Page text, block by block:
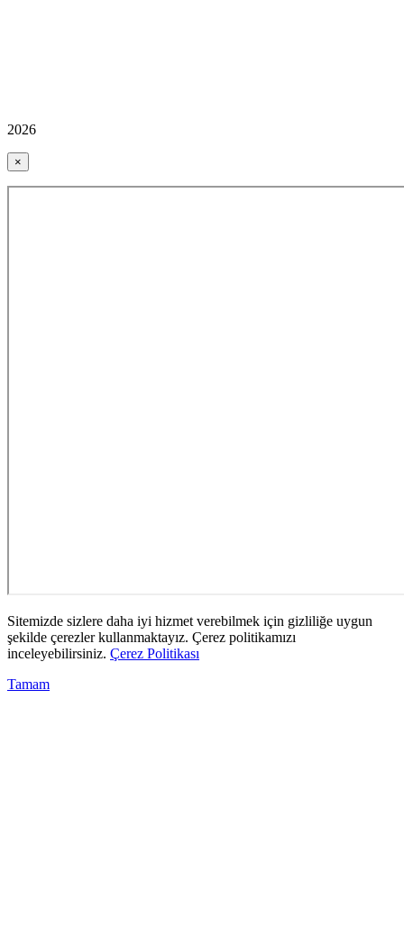
2026
×
Sitemizde sizlere daha iyi hizmet verebilmek için gizliliğe uygun
şekilde çerezler kullanmaktayız. Çerez politikamızı
inceleyebilirsiniz. Çerez Politikası
Tamam